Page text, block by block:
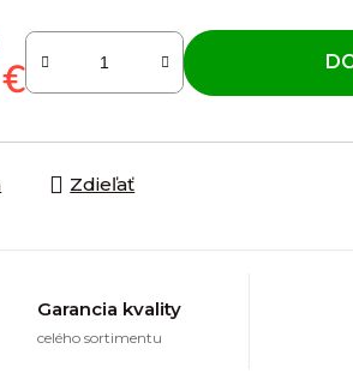
Zdieľať
Garancia kvality
celého sortimentu